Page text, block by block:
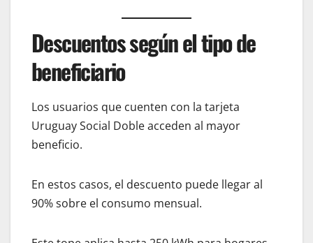
Descuentos según el tipo de
beneficiario
Los usuarios que cuenten con la tarjeta
Uruguay Social Doble acceden al mayor
beneficio.
En estos casos, el descuento puede llegar al
90% sobre el consumo mensual.